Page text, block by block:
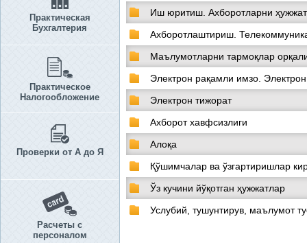
Практическая
Бухгалтерия
Практическое
Налогообложение
Проверки от А до Я
Расчеты с
персоналом
Иш юритиш. Ахборотларни
Ахборотлаштириш.
Маълумотларни тармоқлар
Электрон рақамли имзо.
Электрон тижорат
Ахборот хавфсизлиги
Алоқа
Қўшимчалар ва ўзгартиришлар
Ўз кучини йўқотган ҳужжатлар
Услубий, тушунтирув, маълумот